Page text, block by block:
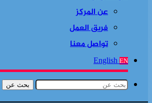
عن المركز
فريق العمل
تواصل معنا
English EN
بحث عن